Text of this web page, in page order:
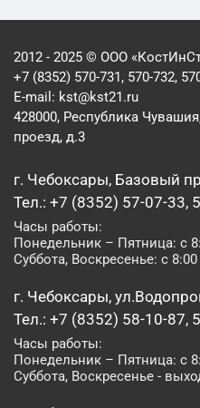
2012 - 2025 © ООО
+7 (8352) 570-731, 570-732,
E-mail: kst@kst21.ru
428000, Республика
проезд, д.3
г. Чебоксары, Базовый
Тел.: +7 (8352) 57-07-33,
Часы работы:
Понедельник – Пятница: с
Суббота, Воскресенье: с
г. Чебоксары,
Тел.: +7 (8352) 58-10-87,
Часы работы:
Понедельник – Пятница: с
Суббота, Воскресенье -